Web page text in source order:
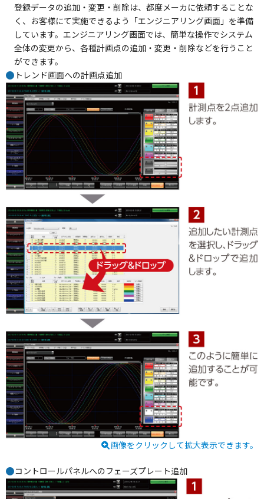
登録データの追加・変更・削除は、都度メーカに依頼することな
く、お客様にて実施できるよう「エンジニアリング画面」を準備
しています。エンジニアリング画面では、簡単な操作でシステム
全体の変更から、各種計画点の追加・変更・削除などを行うこと
ができます。
トレンド画面への計画点追加
画像をクリックして拡大表示できます。
コントロールパネルへのフェーズプレート追加